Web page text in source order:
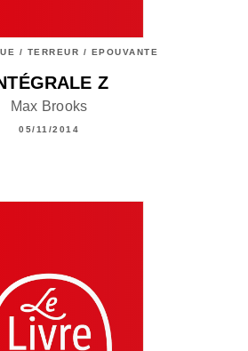
/ TERREUR / EPOUVANTE
Z
Max Brooks
05/11/2014